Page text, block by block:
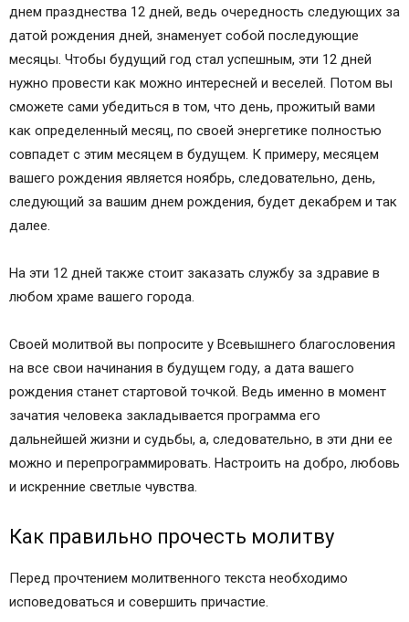
днем празднества 12 дней, ведь очередность следующих за
датой рождения дней, знаменует собой последующие
месяцы. Чтобы будущий год стал успешным, эти 12 дней
нужно провести как можно интересней и веселей. Потом вы
сможете сами убедиться в том, что день, прожитый вами
как определенный месяц, по своей энергетике полностью
совпадет с этим месяцем в будущем. К примеру, месяцем
вашего рождения является ноябрь, следовательно, день,
следующий за вашим днем рождения, будет декабрем и так
далее.
На эти 12 дней также стоит заказать службу за здравие в
любом храме вашего города.
Своей молитвой вы попросите у Всевышнего благословения
на все свои начинания в будущем году, а дата вашего
рождения станет стартовой точкой. Ведь именно в момент
зачатия человека закладывается программа его
дальнейшей жизни и судьбы, а, следовательно, в эти дни ее
можно и перепрограммировать. Настроить на добро, любовь
и искренние светлые чувства.
Как правильно прочесть молитву
Перед прочтением молитвенного текста необходимо
исповедоваться и совершить причастие.